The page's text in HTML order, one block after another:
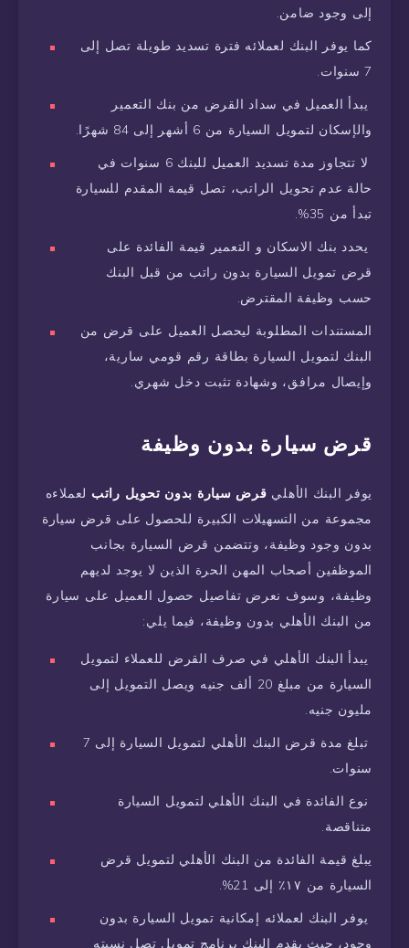
إلى وجود ضامن.
كما يوفر البنك لعملائه فترة تسديد طويلة تصل إلى
7 سنوات.
يبدأ العميل في سداد القرض من بنك التعمير
والإسكان لتمويل السيارة من 6 أشهر إلى 84 شهرًا.
لا تتجاوز مدة تسديد العميل للبنك 6 سنوات في
حالة عدم تحويل الراتب، تصل قيمة المقدم للسيارة
تبدأ من 35%.
يحدد بنك الاسكان و التعمير قيمة الفائدة على
قرض تمويل السيارة بدون راتب من قبل البنك
حسب وظيفة المقترض.
المستندات المطلوبة ليحصل العميل على قرض من
البنك لتمويل السيارة بطاقة رقم قومي سارية،
وإيصال مرافق، وشهادة تثبت دخل شهري.
قرض سيارة بدون وظيفة
يوفر البنك الأهلي قرض سيارة بدون تحويل راتب لعملاءه
مجموعة من التسهيلات الكبيرة للحصول على قرض سيارة
بدون وجود وظيفة، وتتضمن قرض السيارة بجانب
الموظفين أصحاب المهن الحرة الذين لا يوجد لديهم
وظيفة، وسوف نعرض تفاصيل حصول العميل على سيارة
من البنك الأهلي بدون وظيفة، فيما يلي:
يبدأ البنك الأهلي في صرف القرض للعملاء لتمويل
السيارة من مبلغ 20 ألف جنيه ويصل التمويل إلى
مليون جنيه.
تبلغ مدة قرض البنك الأهلي لتمويل السيارة إلى 7
سنوات.
نوع الفائدة في البنك الأهلي لتمويل السيارة
متناقصة.
يبلغ قيمة الفائدة من البنك الأهلي لتمويل قرض
السيارة من ١٧٪ إلى 21%.
يوفر البنك لعملائه إمكانية تمويل السيارة بدون
وجود، حيث يقدم البنك برنامج تمويل تصل نسبته